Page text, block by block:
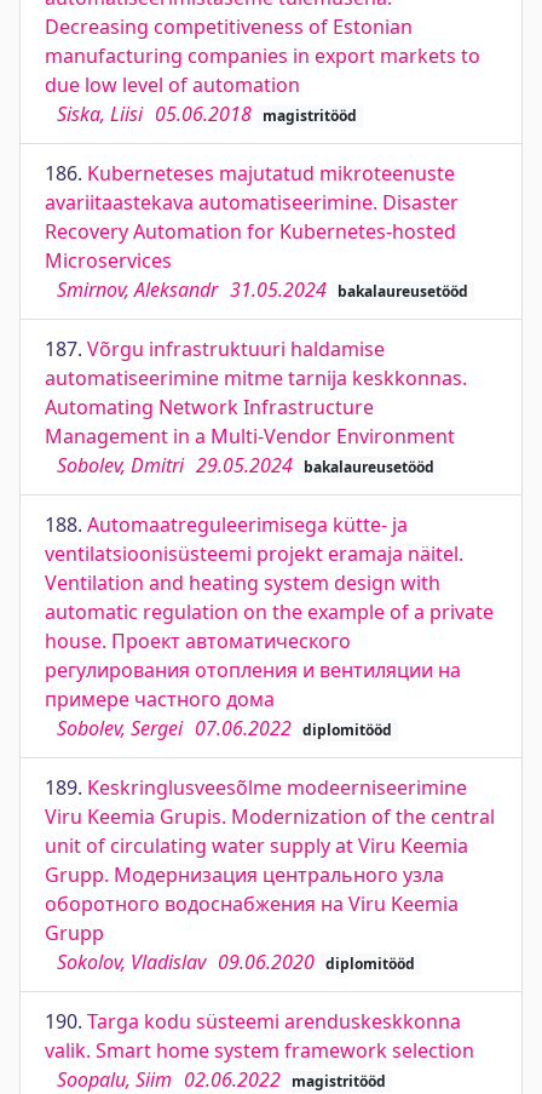
Decreasing competitiveness of Estonian
manufacturing companies in export markets to
due low level of automation
Siska, Liisi 05.06.2018 magistritööd
186. Kuberneteses majutatud mikroteenuste
avariitaastekava automatiseerimine. Disaster
Recovery Automation for Kubernetes-hosted
Microservices
Smirnov, Aleksandr 31.05.2024 bakalaureusetööd
187. Võrgu infrastruktuuri haldamise
automatiseerimine mitme tarnija keskkonnas.
Automating Network Infrastructure
Management in a Multi-Vendor Environment
Sobolev, Dmitri 29.05.2024 bakalaureusetööd
188. Automaatreguleerimisega kütte- ja
ventilatsioonisüsteemi projekt eramaja näitel.
Ventilation and heating system design with
automatic regulation on the example of a private
house. Проект автоматического
регулирования отопления и вентиляции на
примере частного дома
Sobolev, Sergei 07.06.2022 diplomitööd
189. Keskringlusveesõlme modeerniseerimine
Viru Keemia Grupis. Modernization of the central
unit of circulating water supply at Viru Keemia
Grupp. Модернизация центрального узла
оборотного водоснабжения на Viru Keemia
Grupp
Sokolov, Vladislav 09.06.2020 diplomitööd
190. Targa kodu süsteemi arenduskeskkonna
valik. Smart home system framework selection
Soopalu, Siim 02.06.2022 magistritööd